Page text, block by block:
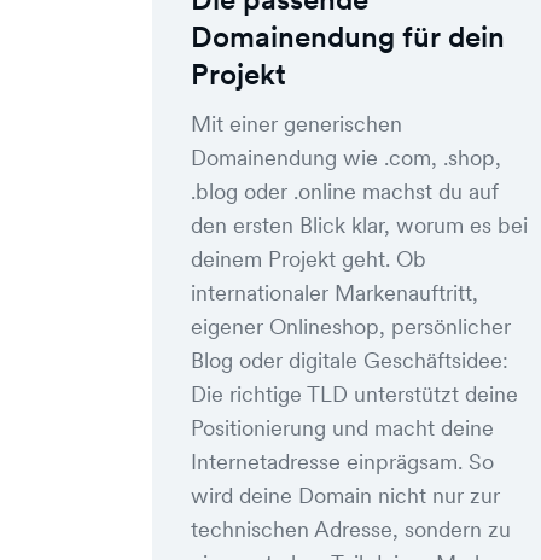
Domainendung für dein
Projekt
Mit einer generischen
Domainendung wie .com, .shop,
.blog oder .online machst du auf
den ersten Blick klar, worum es bei
deinem Projekt geht. Ob
internationaler Markenauftritt,
eigener Onlineshop, persönlicher
Blog oder digitale Geschäftsidee:
Die richtige TLD unterstützt deine
Positionierung und macht deine
Internetadresse einprägsam. So
wird deine Domain nicht nur zur
technischen Adresse, sondern zu